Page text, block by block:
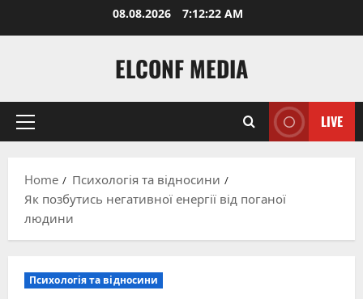
08.08.2026 7:12:24 AM
ELCONF MEDIA
Primary
LIVE
Home
Психологія та відносини
Як позбутись негативної енергії від поганої
людини
Психологія та відносини